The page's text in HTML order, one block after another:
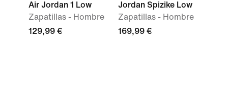
Air Jordan 1 Low
Zapatillas - Hombre
129,99 €
Jordan Spizike Low
Zapatillas - Hombre
169,99 €